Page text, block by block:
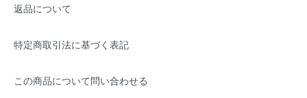
返品について
特定商取引法に基づく表記
この商品について問い合わせる